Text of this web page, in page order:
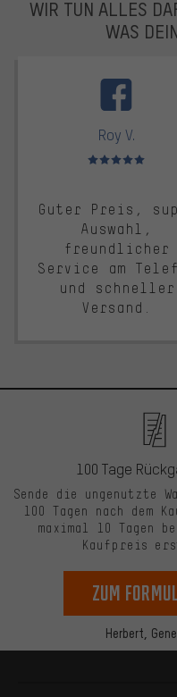
WIR TUN ALLES
WAS
Roy V.
Bewertungen: 5 von
Guter Preis,
Auswahl,
freundlicher
Service am
und schneller
Versand.
Herbert,
100 Tage
Sende die ungenutzte
100 Tagen nach dem
maximal 10 Tagen
Kaufpreis
zum